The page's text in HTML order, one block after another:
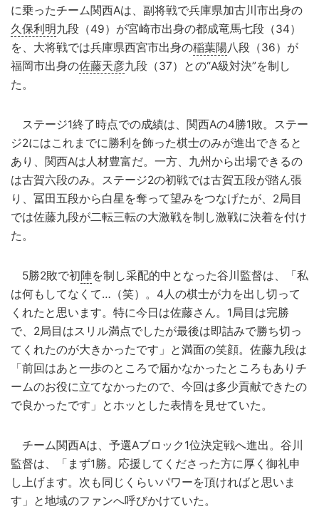
に乗ったチーム関西Aは、副将戦で兵庫県加古川市出身の
久保利明九段（49）が宮崎市出身の都成竜馬七段（34）
を、大将戦では兵庫県西宮市出身の稲葉陽八段（36）が
福岡市出身の佐藤天彦九段（37）との“A級対決”を制し
た。
ステージ1終了時点での成績は、関西Aの4勝1敗。ステー
ジ2にはこれまでに勝利を飾った棋士のみが進出できると
あり、関西Aは人材豊富だ。一方、九州から出場できるの
は古賀六段のみ。ステージ2の初戦では古賀五段が踏ん張
り、冨田五段から白星を奪って望みをつなげたが、2局目
では佐藤九段が二転三転の大激戦を制し激戦に決着を付け
た。
5勝2敗で初陣を制し采配的中となった谷川監督は、「私
は何もしてなくて…（笑）。4人の棋士が力を出し切って
くれたと思います。特に今日は佐藤さん。1局目は完勝
で、2局目はスリル満点でしたが最後は即詰みで勝ち切っ
てくれたのが大きかったです」と満面の笑顔。佐藤九段は
「前回はあと一歩のところで届かなかったところもありチ
ームのお役に立てなかったので、今回は多少貢献できたの
で良かったです」とホッとした表情を見せていた。
チーム関西Aは、予選Aブロック1位決定戦へ進出。谷川
監督は、「まず1勝。応援してくださった方に厚く御礼申
し上げます。次も同じくらいパワーを頂ければと思いま
す」と地域のファンへ呼びかけていた。